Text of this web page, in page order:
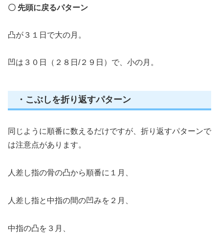
〇 先頭に戻るパターン
凸が３１日で大の月。
凹は３０日（２８日/２９日）で、小の月。
・こぶしを折り返すパターン
同じように順番に数えるだけですが、折り返すパターンで
は注意点があります。
人差し指の骨の凸から順番に１月、
人差し指と中指の間の凹みを２月、
中指の凸を３月、